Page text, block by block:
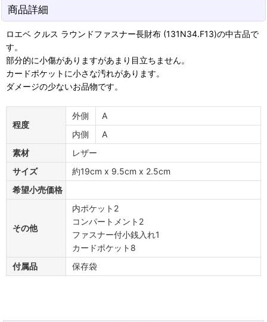
商品詳細
ロエベ クルス ラウンドファスナー長財布 (131N34.F13)の中古品で
す。
部分的に小傷がありますがあまり目立ちません。
カードポケットに小さな汚れがあります。
ダメージの少ないお品物です。
程度
外側
A
内側
A
素材
レザー
サイズ
約19cm x 9.5cm x 2.5cm
希望小売価格
その他
内ポケット2
コンパートメント2
ファスナー付小銭入れ1
カードポケット8
付属品
保存袋